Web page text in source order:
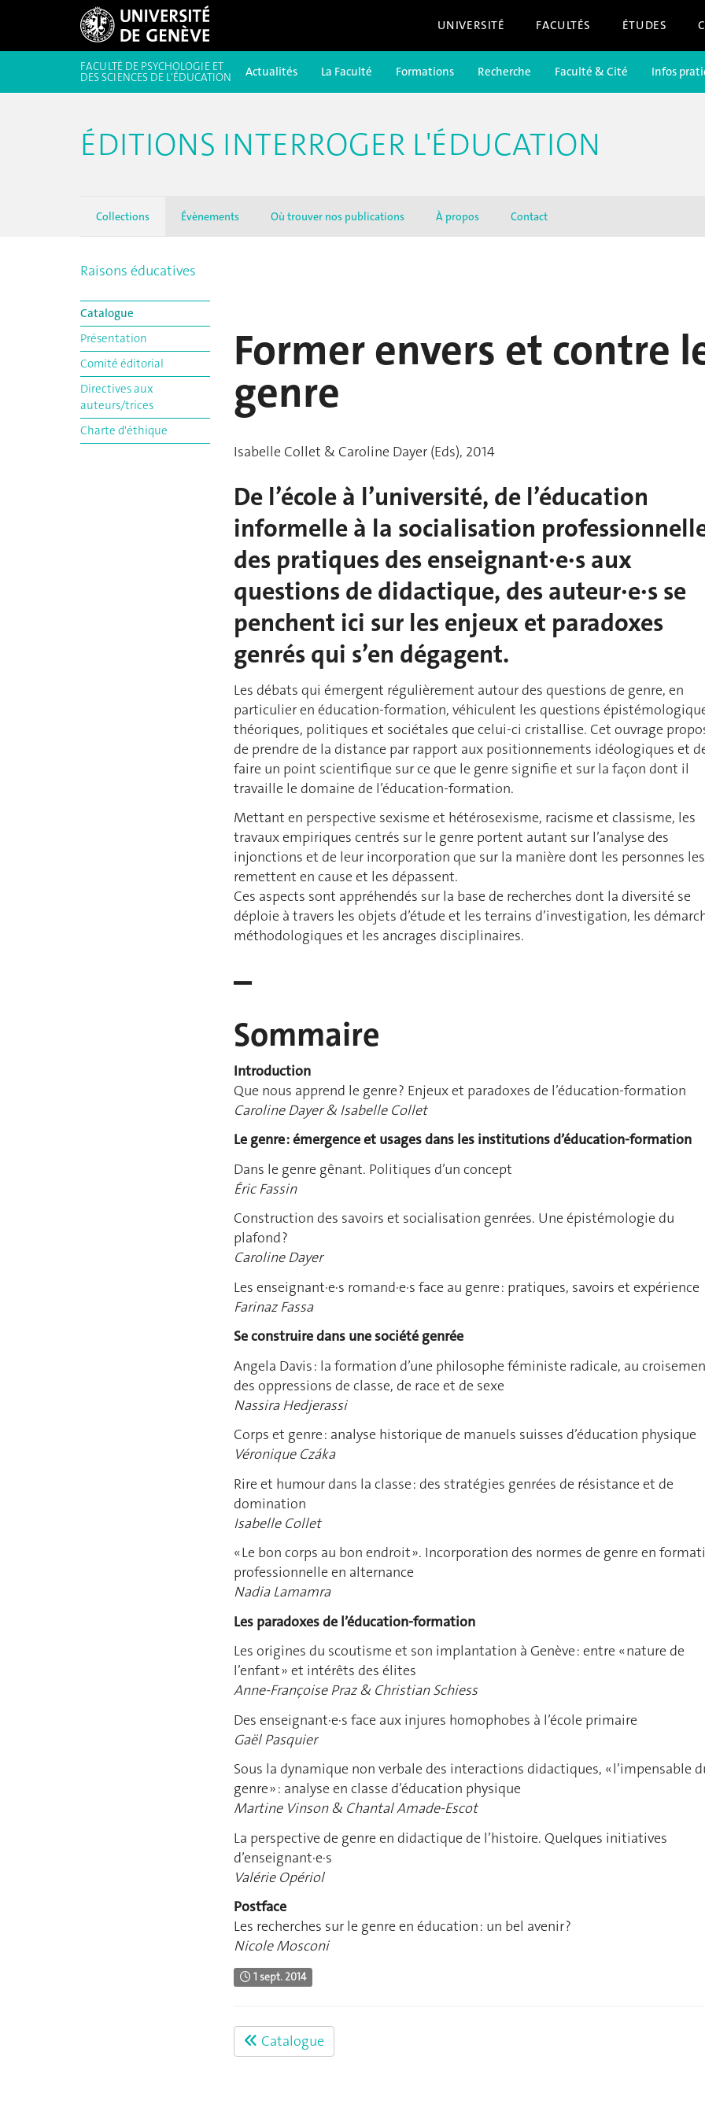
UNIVERSITÉ FACULTÉS ÉTUDES
FACULTÉ DE PSYCHOLOGIE ET
DES SCIENCES DE L'ÉDUCATION Actualités La Faculté Formations Recherche Faculté & Cité Infos
ÉDITIONS INTERROGER L'ÉDUCATION
Collections Évènements Où trouver nos publications À propos Contact
Raisons éducatives
Catalogue
Présentation
Comité éditorial
Directives aux
auteurs/trices
Charte d'éthique
Former envers et contre
genre
Isabelle Collet & Caroline Dayer (Eds), 2014
De l’école à l’université, de l’éducation
informelle à la socialisation
des pratiques des enseignant·e·s aux
questions de didactique, des auteur·e·s se
penchent ici sur les enjeux et paradoxes
genrés qui s’en dégagent.
Les débats qui émergent régulièrement autour des questions de genre, en
particulier en éducation-formation, véhiculent les questions
théoriques, politiques et sociétales que celui-ci cristallise. Cet ouvrage
de prendre de la distance par rapport aux positionnements idéologiques et
faire un point scientifique sur ce que le genre signifie et sur la façon dont il
travaille le domaine de l’éducation-formation.
Mettant en perspective sexisme et hétérosexisme, racisme et classisme, les
travaux empiriques centrés sur le genre portent autant sur l’analyse des
injonctions et de leur incorporation que sur la manière dont les personnes les
remettent en cause et les dépassent.
Ces aspects sont appréhendés sur la base de recherches dont la diversité se
déploie à travers les objets d’étude et les terrains d’investigation, les
méthodologiques et les ancrages disciplinaires.
–
Sommaire
Introduction
Que nous apprend le genre ? Enjeux et paradoxes de l’éducation-formation
Caroline Dayer & Isabelle Collet
Le genre : émergence et usages dans les institutions d’éducation-formation
Dans le genre gênant. Politiques d’un concept
Éric Fassin
Construction des savoirs et socialisation genrées. Une épistémologie du
plafond ?
Caroline Dayer
Les enseignant·e·s romand·e·s face au genre : pratiques, savoirs et expérience
Farinaz Fassa
Se construire dans une société genrée
Angela Davis : la formation d’une philosophe féministe radicale, au
des oppressions de classe, de race et de sexe
Nassira Hedjerassi
Corps et genre : analyse historique de manuels suisses d’éducation physique
Véronique Czáka
Rire et humour dans la classe : des stratégies genrées de résistance et de
domination
Isabelle Collet
« Le bon corps au bon endroit ». Incorporation des normes de genre en
professionnelle en alternance
Nadia Lamamra
Les paradoxes de l’éducation-formation
Les origines du scoutisme et son implantation à Genève : entre « nature de
l’enfant » et intérêts des élites
Anne-Françoise Praz & Christian Schiess
Des enseignant·e·s face aux injures homophobes à l’école primaire
Gaël Pasquier
Sous la dynamique non verbale des interactions didactiques, « l’impensable
genre » : analyse en classe d’éducation physique
Martine Vinson & Chantal Amade-Escot
La perspective de genre en didactique de l’histoire. Quelques initiatives
d’enseignant⋅e⋅s
Valérie Opériol
Postface
Les recherches sur le genre en éducation : un bel avenir ?
Nicole Mosconi
1 sept. 2014
Catalogue